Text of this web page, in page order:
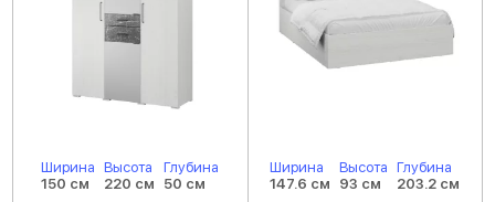
Ширина
150 см
Высота
220 см
Глубина
50 см
Ширина
147.6 см
Высота
93 см
Глубина
203.2 см